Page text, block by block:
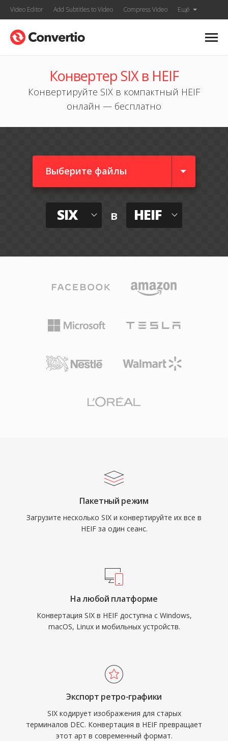
Video Editor Add Subtitles to Video Compress Video Ещё
Конвертер SIX в HEIF
Конвертируйте SIX в компактный HEIF
онлайн — бесплатно
Выберите файлы
SIX в HEIF
Пакетный режим
Загрузите несколько SIX и конвертируйте их все в
HEIF за один сеанс.
На любой платформе
Конвертация SIX в HEIF доступна с Windows,
macOS, Linux и мобильных устройств.
Экспорт ретро-графики
SIX кодирует изображения для старых
терминалов DEC. Конвертация в HEIF превращает
этот арт в современный формат.